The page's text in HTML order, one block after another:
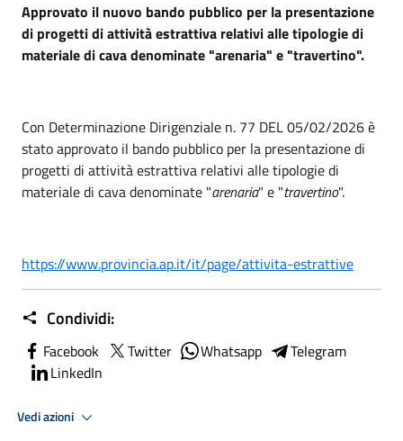
Approvato il nuovo bando pubblico per la presentazione
di progetti di attività estrattiva relativi alle tipologie di
materiale di cava denominate "arenaria" e "travertino".
Con Determinazione Dirigenziale n. 77 DEL 05/02/2026 è
stato approvato il bando pubblico per la presentazione di
progetti di attività estrattiva relativi alle tipologie di
materiale di cava denominate "arenaria" e "travertino".
https://www.provincia.ap.it/it/page/attivita-estrattive
Condividi:
Facebook Twitter Whatsapp
Telegram
LinkedIn
Vedi azioni